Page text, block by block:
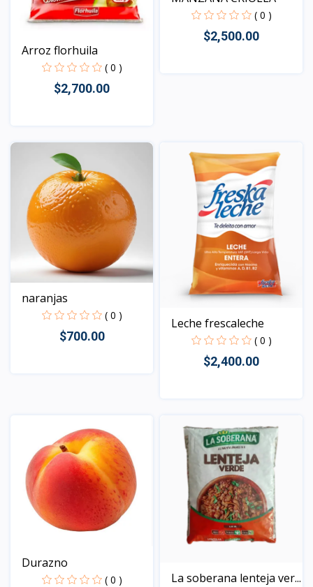
Arroz florhuila
( 0 )
$2,700.00
Vista
( 0 )
$2,500.00
naranjas
( 0 )
$700.00
Leche frescaleche
( 0 )
$2,400.00
Durazno
( 0 ) La soberana lenteja ver...